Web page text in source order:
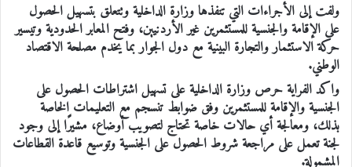
ولفت إلى الأجراءات التي تنفذها وزارة الداخلية وتتعلق بتسهيل الحصول
على الإقامة والجنسية للمستثمرين غير الأردنيين، وفتح المعابر الحدودية وتيسير
حركة الاستثمار والتجارة البينية مع دول الجوار بما يخدم مصلحة الاقتصاد
الوطني.
واكد الفراية حرص وزارة الداخلية على تسهيل اشتراطات الحصول على
الجنسية والإقامة للمستثمرين وفق ضوابط تنسجم مع التعليمات الخاصة
بذلك، ومعالجة أي حالات خاصة تحتاج لتصويب أوضاع، مشيرًا إلى وجود
لجنة تعمل على مراجعة شروط الحصول على الجنسية وتوسيع قاعدة القطاعات